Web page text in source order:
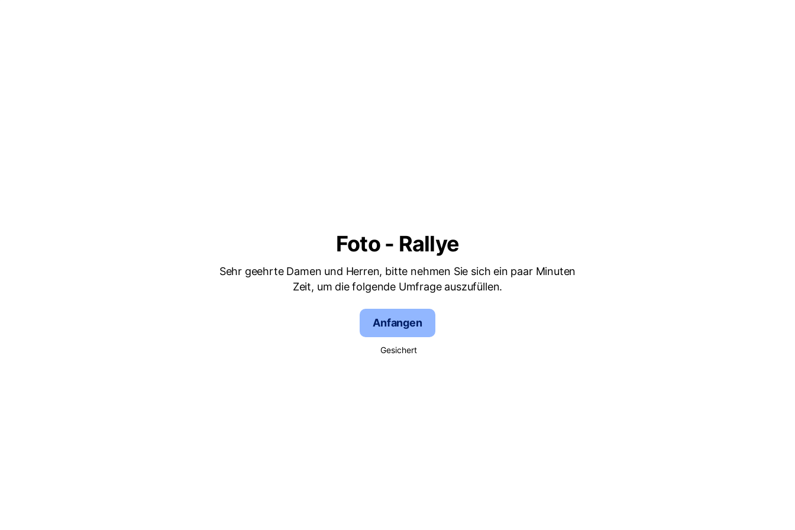
Foto - Rallye
Sehr geehrte Damen und Herren, bitte nehmen Sie sich ein paar Minuten
Zeit, um die folgende Umfrage auszufüllen.
Anfangen
Gesichert